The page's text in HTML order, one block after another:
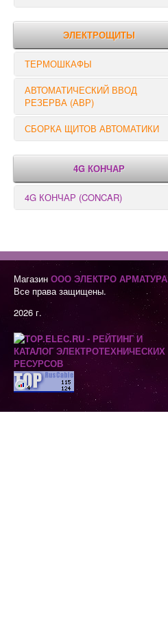
РЕЛЕ КОНТРОЛЯ
ЭЛЕКТРОЩИТЫ
ТЕРМОШКАФЫ
АВТОМАТИЧЕСКИЙ ВВОД
РЕЗЕРВА (АВР)
СБОРКА ЩИТОВ АВТОМАТИКИ
4G КОНЧАР
4G КОНЧАР (CONCAR)
Магазин ООО ЭЛЕКТРО АРМАТУРА
Все права защищены.
2026 г.